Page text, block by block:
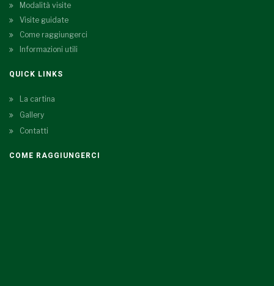
Modalità visite
Visite guidate
Come raggiungerci
Informazioni utili
QUICK LINKS
La cartina
Gallery
Contatti
COME RAGGIUNGERCI